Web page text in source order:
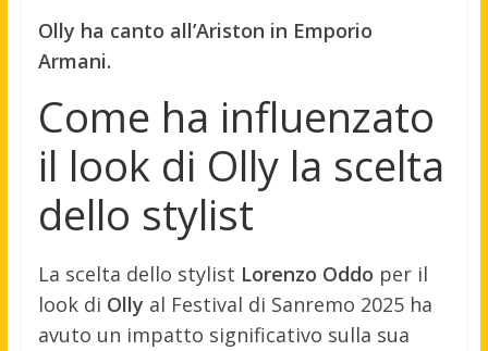
Olly ha canto all’Ariston in Emporio
Armani.
Come ha influenzato
il look di Olly la scelta
dello stylist
La scelta dello stylist Lorenzo Oddo per il
look di Olly al Festival di Sanremo 2025 ha
avuto un impatto significativo sulla sua